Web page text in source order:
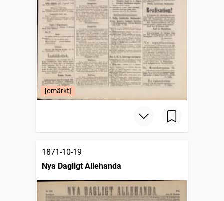
[omärkt]
1871-10-19
Nya Dagligt Allehanda